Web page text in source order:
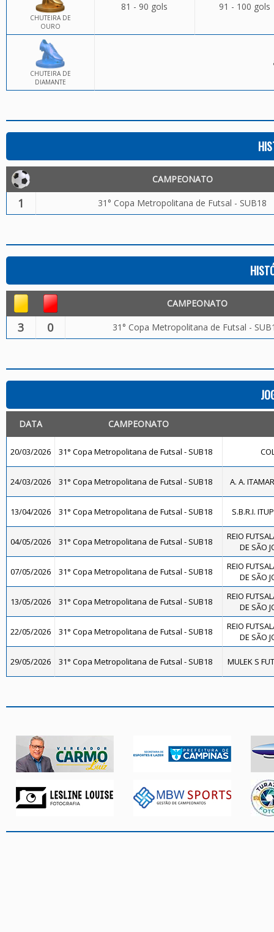
CHUTEIRA DE
OURO
81 - 90 gols 91 - 100 gols
CHUTEIRA DE
DIAMANTE
CAMPEONATO
1 31° Copa Metropolitana de Futsal - SUB18
CAMPEONATO
3 0 31° Copa Metropolitana de Futsal -
DATA CAMPEONATO
20/03/2026 31° Copa Metropolitana de Futsal - SUB18
24/03/2026 31° Copa Metropolitana de Futsal - SUB18 A. A.
13/04/2026 31° Copa Metropolitana de Futsal - SUB18 S.B.R.I.
04/05/2026 31° Copa Metropolitana de Futsal - SUB18
REIO
DE SÃO
07/05/2026 31° Copa Metropolitana de Futsal - SUB18
REIO
DE SÃO
13/05/2026 31° Copa Metropolitana de Futsal - SUB18
REIO
DE SÃO
22/05/2026 31° Copa Metropolitana de Futsal - SUB18
REIO
DE SÃO
29/05/2026 31° Copa Metropolitana de Futsal - SUB18 MULEK S